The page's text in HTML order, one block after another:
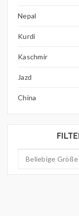
Nepal
Kurdi
Kaschmir
Jazd
China